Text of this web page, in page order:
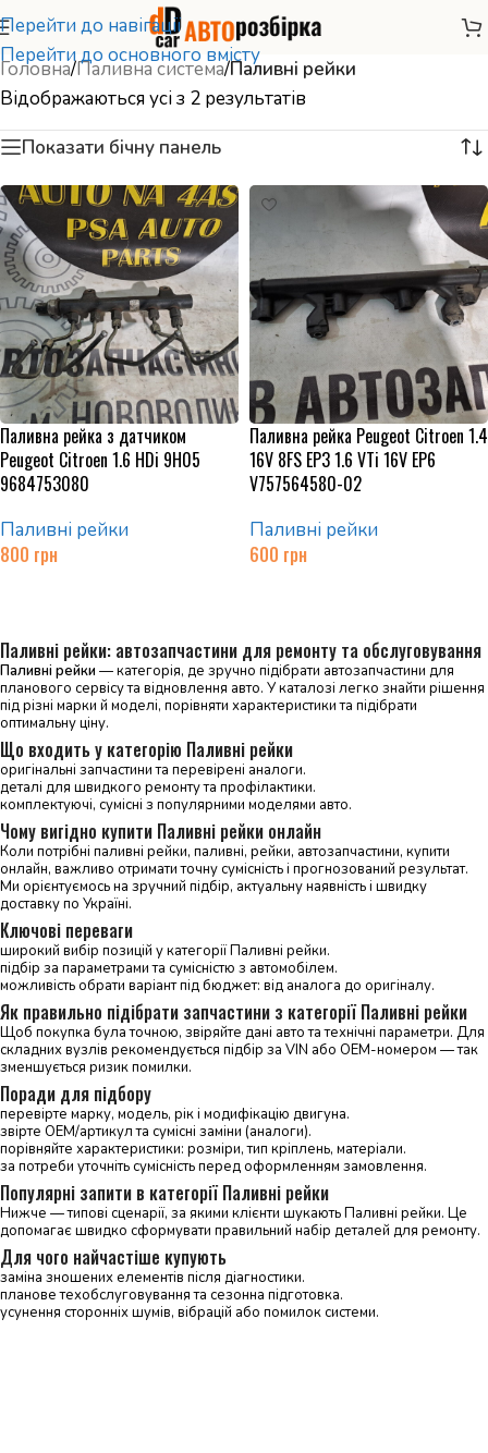
Перейти до навігації
Перейти до основного вмісту
Головна/Паливна система/Паливні рейки
Відображаються усі з 2 результатів
Показати бічну панель
Паливна рейка з датчиком
Peugeot Citroen 1.6 HDi 9H05
9684753080
Паливні рейки
800 грн
Паливна рейка Peugeot Citroen 1.4
16V 8FS EP3 1.6 VTi 16V EP6
V757564580-02
Паливні рейки
600 грн
Паливні рейки: автозапчастини для ремонту та обслуговування
Паливні рейки — категорія, де зручно підібрати автозапчастини для
планового сервісу та відновлення авто. У каталозі легко знайти рішення
під різні марки й моделі, порівняти характеристики та підібрати
оптимальну ціну.
Що входить у категорію Паливні рейки
оригінальні запчастини та перевірені аналоги.
деталі для швидкого ремонту та профілактики.
комплектуючі, сумісні з популярними моделями авто.
Чому вигідно купити Паливні рейки онлайн
Коли потрібні паливні рейки, паливні, рейки, автозапчастини, купити
онлайн, важливо отримати точну сумісність і прогнозований результат.
Ми орієнтуємось на зручний підбір, актуальну наявність і швидку
доставку по Україні.
Ключові переваги
широкий вибір позицій у категорії Паливні рейки.
підбір за параметрами та сумісністю з автомобілем.
можливість обрати варіант під бюджет: від аналога до оригіналу.
Як правильно підібрати запчастини з категорії Паливні рейки
Щоб покупка була точною, звіряйте дані авто та технічні параметри. Для
складних вузлів рекомендується підбір за VIN або OEM-номером — так
зменшується ризик помилки.
Поради для підбору
перевірте марку, модель, рік і модифікацію двигуна.
звірте OEM/артикул та сумісні заміни (аналоги).
порівняйте характеристики: розміри, тип кріплень, матеріали.
за потреби уточніть сумісність перед оформленням замовлення.
Популярні запити в категорії Паливні рейки
Нижче — типові сценарії, за якими клієнти шукають Паливні рейки. Це
допомагає швидко сформувати правильний набір деталей для ремонту.
Для чого найчастіше купують
заміна зношених елементів після діагностики.
планове техобслуговування та сезонна підготовка.
усунення сторонніх шумів, вібрацій або помилок системи.